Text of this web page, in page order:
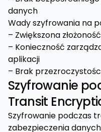
danych
Wady szyfrowania na
– Zwiększona
– Konieczność
aplikacji
– Brak
Szyfrowanie
Transit
Szyfrowanie podczas
zabezpieczenia